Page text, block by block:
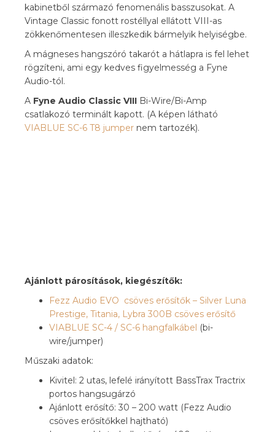
kabinetből származó fenomenális basszusokat. A
Vintage Classic fonott rostéllyal ellátott VIII-as
zökkenőmentesen illeszkedik bármelyik helyiségbe.
A mágneses hangszóró takarót a hátlapra is fel lehet
rögzíteni, ami egy kedves figyelmesség a Fyne
Audio-tól.
A Fyne Audio Classic VIII Bi-Wire/Bi-Amp
csatlakozó terminált kapott. (A képen látható
VIABLUE SC-6 T8 jumper nem tartozék).
Ajánlott párosítások, kiegészítők:
Fezz Audio EVO csöves erősítők – Silver Luna
Prestige, Titania, Lybra 300B csöves erősítő
VIABLUE SC-4 / SC-6 hangfalkábel (bi-
wire/jumper)
Műszaki adatok:
Kivitel: 2 utas, lefelé irányított BassTrax Tractrix
portos hangsugárzó
Ajánlott erősítő: 30 – 200 watt (Fezz Audio
csöves erősítőkkel hajtható)